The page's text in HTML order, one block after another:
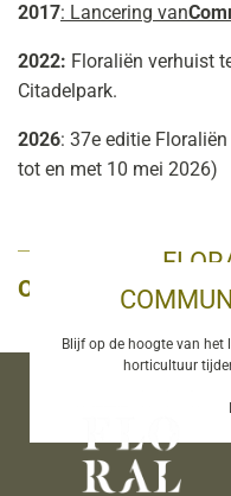
2017: Lancering van
2022: Floraliën verhuist
Citadelpark.
2026: 37e editie
tot en met 10 mei 2026)
Ook interessant
Floraliën organiseert het
Waar staan we
Blijf op de hoogte van het
horticultuur